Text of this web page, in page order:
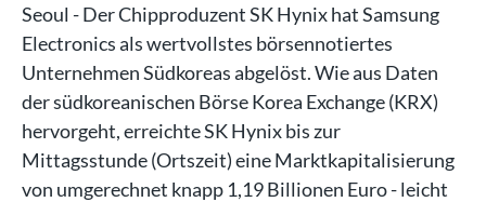
Seoul - Der Chipproduzent SK Hynix hat Samsung
Electronics als wertvollstes börsennotiertes
Unternehmen Südkoreas abgelöst. Wie aus Daten
der südkoreanischen Börse Korea Exchange (KRX)
hervorgeht, erreichte SK Hynix bis zur
Mittagsstunde (Ortszeit) eine Marktkapitalisierung
von umgerechnet knapp 1,19 Billionen Euro - leicht